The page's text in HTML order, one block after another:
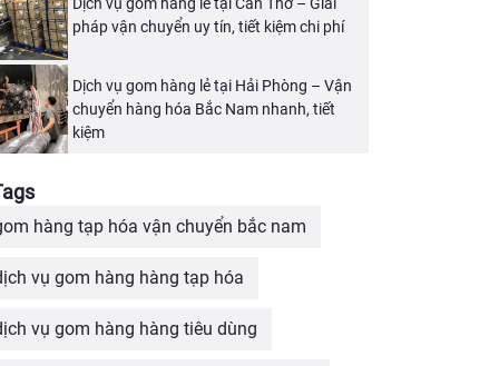
pháp vận chuyển uy tín, tiết kiệm chi phí
Dịch vụ gom hàng lẻ tại Hải Phòng – Vận
chuyển hàng hóa Bắc Nam nhanh, tiết
kiệm
hàng tạp hóa vận chuyển bắc nam
vụ gom hàng hàng tạp hóa
vụ gom hàng hàng tiêu dùng